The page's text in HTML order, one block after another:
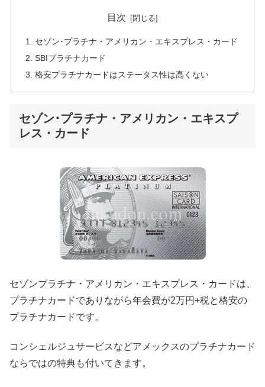
目次
セゾン･プラチナ・アメリカン・エキスプレス・カード
SBIプラチナカード
格安プラチナカードはステータス性は高くない
セゾン･プラチナ・アメリカン・エキスプ
レス・カード
セゾンプラチナ・アメリカン・エキスプレス・カードは、
プラチナカードでありながら年会費が2万円+税と格安の
プラチナカードです。
コンシェルジュサービスなどアメックスのプラチナカード
ならではの特典も付いてきます。